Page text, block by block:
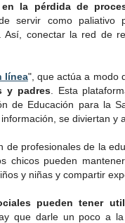
la pérdida de
servir como paliativo
Así, conectar la red de
línea", que actúa a modo
y padres. Esta
de Educación para la
se diviertan y
de profesionales de la
chicos pueden
y niñas y compartir
pueden tener
que darle un poco a